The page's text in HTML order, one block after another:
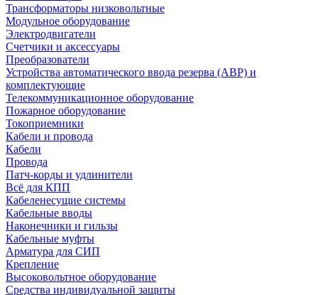
Трансформаторы низковольтные
Модульное оборудование
Электродвигатели
Счетчики и аксессуары
Преобразователи
Устройства автоматического ввода резерва (АВР) и
комплектующие
Телекоммуникационное оборудование
Пожарное оборудование
Токоприемники
Кабели и провода
Кабели
Провода
Патч-корды и удлинители
Всё для КПП
Кабеленесущие системы
Кабельные вводы
Наконечники и гильзы
Кабельные муфты
Арматура для СИП
Крепление
Высоковольтное оборудование
Средства индивидуальной защиты